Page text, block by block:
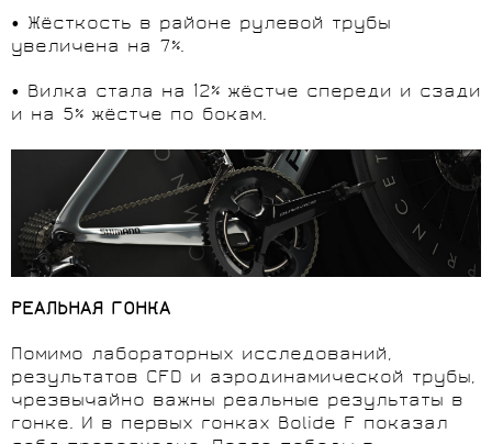
• Жёсткость в районе рулевой трубы
увеличена на 7%.
• Вилка стала на 12% жёстче спереди и сзади
и на 5% жёстче по бокам.
РЕАЛЬНАЯ ГОНКА
Помимо лабораторных исследований,
результатов CFD и аэродинамической трубы,
чрезвычайно важны реальные результаты в
гонке. И в первых гонках Bolide F показал